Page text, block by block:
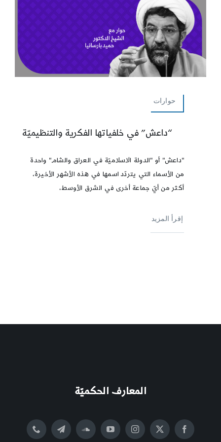
حوارات
“داعش” في خلفياتها الفكرية والتنظيميّة
"داعش" أو "الدولة الاسلاميّة في العراق والشام" واحدة
من الأسماء التي يتردّد اسمها في هذه الأشهر الأخيرة،
أكثر من أيّ جماعة أخرى في الشرق الأوسط،
إقرأ المزيد
المعارف الحكميّة